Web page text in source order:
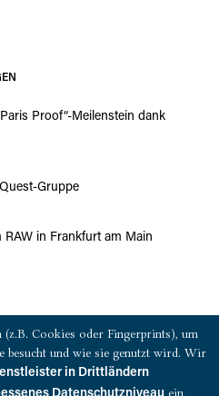
Proof“-Meilenstein dank
Gruppe
RAW in Frankfurt am Main
Cookies oder Fingerprints), um
besucht und wie sie genutzt wird. Wir
in Drittländern
ein,